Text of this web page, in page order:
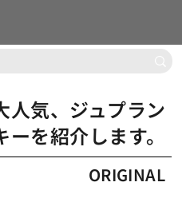
人気、ジュプラン
を紹介します。
ORIGINAL